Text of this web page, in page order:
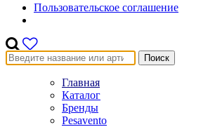
Пользовательское соглашение
Поиск
Главная
Каталог
Бренды
Pesavento